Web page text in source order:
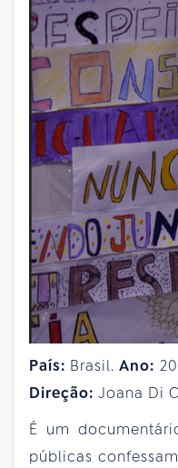
País: Brasil.Ano:
Direção: Joana Di
É um
públicas